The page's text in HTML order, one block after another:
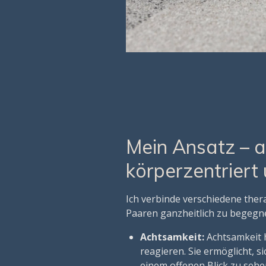
Mein Ansatz –
körperzentriert
Ich verbinde verschiedene
Paaren ganzheitlich zu
Achtsamkeit:Achtsamkeit
reagieren. Sie ermöglicht,